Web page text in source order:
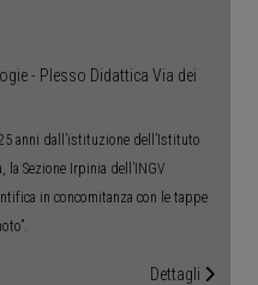
- Plesso Didattica Via dei
anni dall’istituzione dell’Istituto
Sezione Irpinia dell’INGV
in concomitanza con le tappe
Dettagli